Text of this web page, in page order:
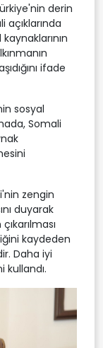
derin
açıklarında
ifade
sosyal
Somali
zengin
duyarak
kaydeden
Daha iyi